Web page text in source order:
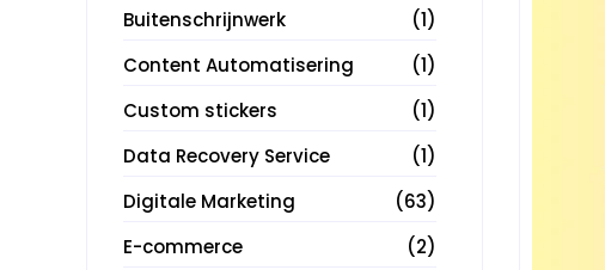
Buitenschrijnwerk
(1)
Content Automatisering
(1)
Custom stickers
(1)
Data Recovery Service
(1)
Digitale Marketing
(63)
E-commerce
(2)